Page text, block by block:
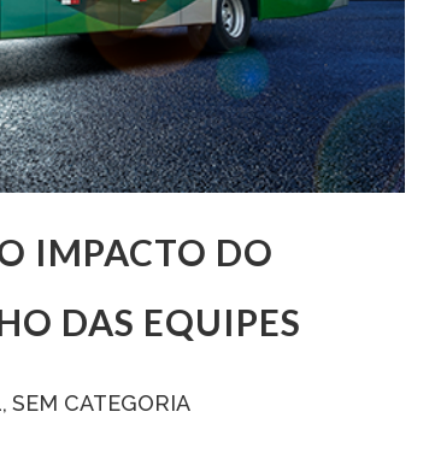
IMPACTO DO
DAS EQUIPES
SEM CATEGORIA